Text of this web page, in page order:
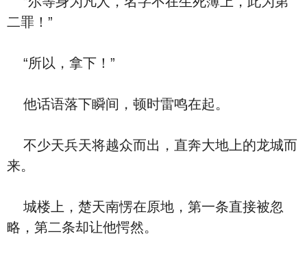
二罪！”
“所以，拿下！”
他话语落下瞬间，顿时雷鸣在起。
不少天兵天将越众而出，直奔大地上的龙城而
来。
城楼上，楚天南愣在原地，第一条直接被忽
略，第二条却让他愕然。